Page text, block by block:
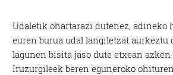
Udaletik ohartarazi dutenez, adineko
euren burua udal langiletzat aurkeztu
lagunen bisita jaso dute etxean azken
Iruzurgileek beren eguneroko